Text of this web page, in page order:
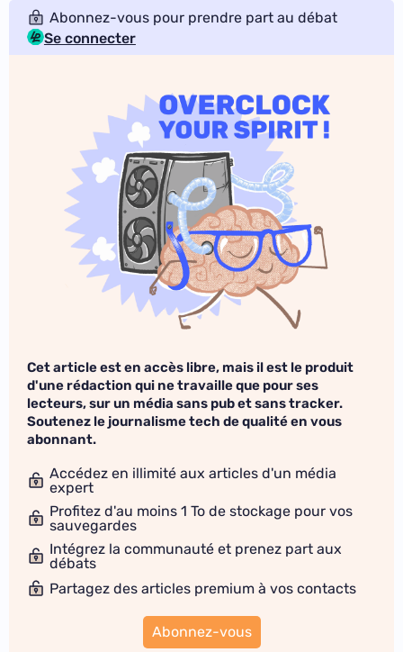
Abonnez-vous pour prendre part au débat
Se connecter
Cet article est en accès libre, mais il est le produit
d'une rédaction qui ne travaille que pour ses
lecteurs, sur un média sans pub et sans tracker.
Soutenez le journalisme tech de qualité en vous
abonnant.
Accédez en illimité aux articles d'un média
expert
Profitez d'au moins 1 To de stockage pour vos
sauvegardes
Intégrez la communauté et prenez part aux
débats
Partagez des articles premium à vos contacts
Abonnez-vous